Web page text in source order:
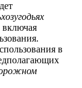
включая
в